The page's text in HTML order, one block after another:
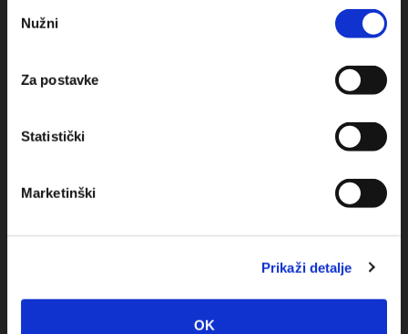
pristanka
Nužni
Za postavke
Statistički
Marketinški
Prikaži detalje
OK
info@baskavoda.hr
Destinácia